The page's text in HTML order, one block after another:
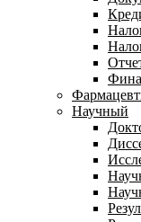
Научный